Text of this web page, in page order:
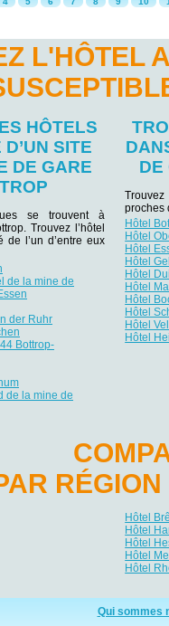
L'HÔTEL
HÔTELS
SITE
DE GARE
se trouvent à
Trouvez l’hôtel
l’un d’entre eux
de la mine de
der Ruhr
Bottrop-
de la mine de
DE
proches
Hôtel
Hôtel
Hôtel
Hôtel
Hôtel
Hôtel
Hôtel
Hôtel
Hôtel
Hôtel
Hôtel
Hôtel
Hôtel
Hôtel
Hôtel
Qui sommes